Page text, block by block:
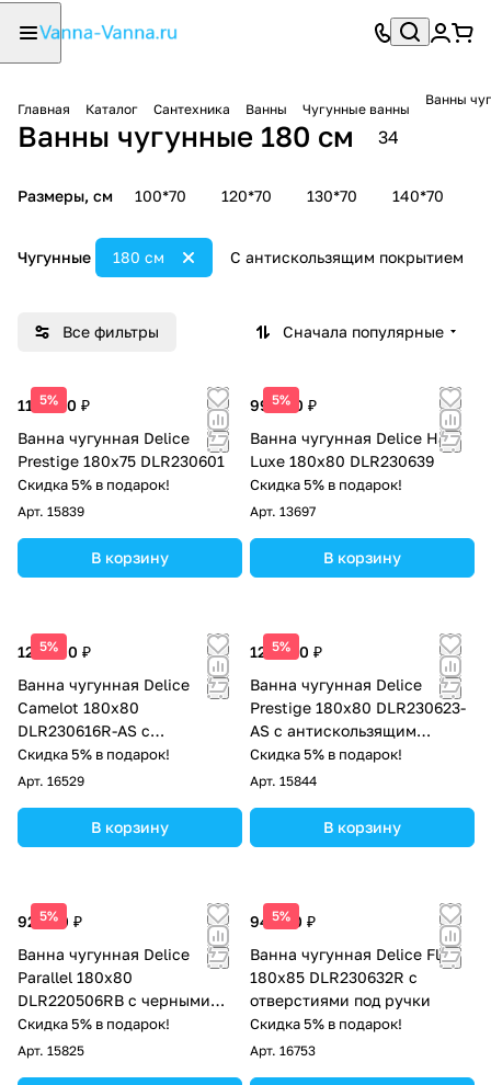
Главная Каталог Сантехника Ванны Чугунные ванны
Ванны
Ванны чугунные 180 см 34
Размеры, см 100*70 120*70 130*70 140*70
Чугунные С антискользящим покрытием
180 см
Все фильтры Сначала популярные
5%
110 000 ₽
Ванна чугунная Delice
Prestige 180х75 DLR230601
Скидка 5% в подарок!
Арт. 15839
В корзину
5%
99 000 ₽
Ванна чугунная Delice Haiti
Luxe 180х80 DLR230639
Скидка 5% в подарок!
Арт. 13697
В корзину
5%
128 000 ₽
Ванна чугунная Delice
Camelot 180х80
DLR230616R-AS с
отверстиями под ручки и
антискользящим покрытием
Скидка 5% в подарок!
Арт. 16529
В корзину
5%
125 000 ₽
Ванна чугунная Delice
Prestige 180х80 DLR230623-
AS с антискользящим
покрытием
Скидка 5% в подарок!
Арт. 15844
В корзину
5%
92 500 ₽
Ванна чугунная Delice
Parallel 180х80
DLR220506RB с черными
матовыми ручками
Скидка 5% в подарок!
Арт. 15825
5%
94 500 ₽
Ванна чугунная Delice Flex
180х85 DLR230632R с
отверстиями под ручки
Скидка 5% в подарок!
Арт. 16753